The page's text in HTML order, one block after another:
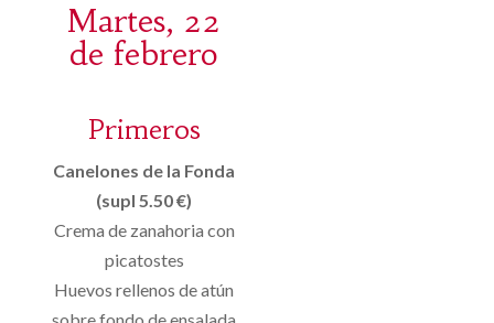
Martes, 22
de febrero
Primeros
Canelones de la Fonda
(supl 5.50 €)
Crema de zanahoria con
picatostes
Huevos rellenos de atún